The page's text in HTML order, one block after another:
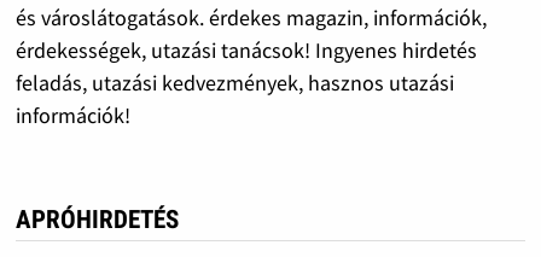
és városlátogatások. érdekes magazin, információk,
érdekességek, utazási tanácsok! Ingyenes hirdetés
feladás, utazási kedvezmények, hasznos utazási
információk!
APRÓHIRDETÉS